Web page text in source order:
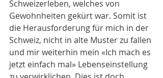
Schweizerleben, welches von
Gewohnheiten gekürt war. Somit ist
die Herausforderung für mich in der
Schweiz, nicht in alte Muster zu fallen
und mir weiterhin mein «Ich mach es
jetzt einfach mal» Lebenseinstellung